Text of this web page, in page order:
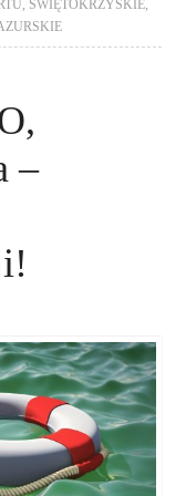
ŚWIĘTOKRZYSKIE
–